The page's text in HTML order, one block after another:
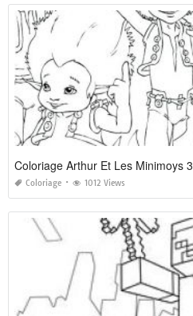
Coloriage Arthur Et Les Minimoys 3
Coloriage 1012 Views